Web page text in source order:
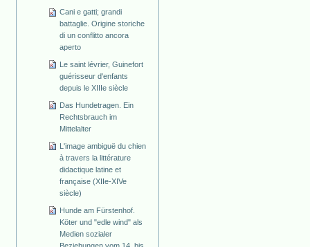
Cani e gatti; grandi
battaglie. Origine storiche
di un conflitto ancora
aperto
Le saint lévrier, Guinefort
guérisseur d'enfants
depuis le XIIIe siècle
Das Hundetragen. Ein
Rechtsbrauch im
Mittelalter
L'image ambiguë du chien
à travers la littérature
didactique latine et
française (XIIe-XIVe
siècle)
Hunde am Fürstenhof.
Köter und "edle wind" als
Medien sozialer
Beziehungen vom 14. bis